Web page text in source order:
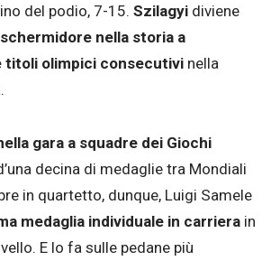
del podio, 7-15. Szilagyi diviene
nella storia a
titoli olimpici consecutivi nella
gara a squadre dei Giochi
decina di medaglie tra Mondiali
in quartetto, dunque, Luigi Samele
medaglia individuale in carriera in
E lo fa sulle pedane più